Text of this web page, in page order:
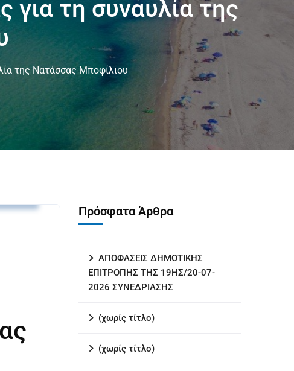
τη συναυλία της
της Νατάσσας Μποφίλιου
Πρόσφατα Άρθρα
ΑΠΟΦΑΣΕΙΣ ΔΗΜΟΤΙΚΗΣ
ΕΠΙΤΡΟΠΗΣ ΤΗΣ 19ΗΣ/20-07-
2026 ΣΥΝΕΔΡΙΑΣΗΣ
(χωρίς τίτλο)
(χωρίς τίτλο)